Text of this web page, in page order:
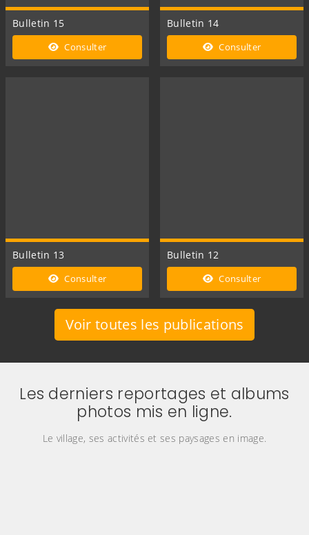
Bulletin 15
Consulter
Bulletin 14
Consulter
Bulletin 13
Consulter
Bulletin 12
Consulter
Voir toutes les publications
Les derniers reportages et albums
photos mis en ligne.
Le village, ses activités et ses paysages en image.